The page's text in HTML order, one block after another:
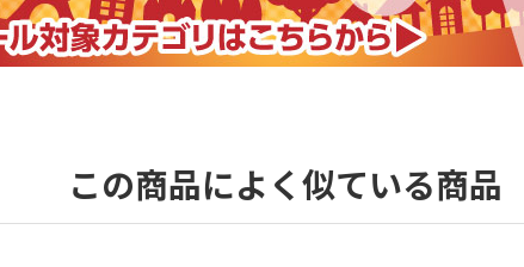
この商品によく似ている商品